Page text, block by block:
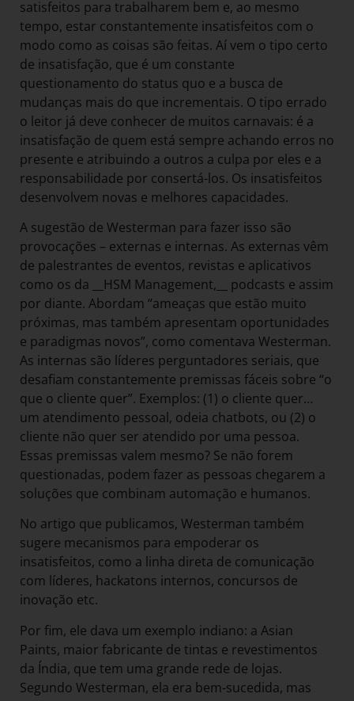
satisfeitos para trabalharem bem e, ao mesmo
tempo, estar constantemente insatisfeitos com o
modo como as coisas são feitas. Aí vem o tipo certo
de insatisfação, que é um constante
questionamento do status quo e a busca de
mudanças mais do que incrementais. O tipo errado
o leitor já deve conhecer de muitos carnavais: é a
insatisfação de quem está sempre achando erros no
presente e atribuindo a outros a culpa por eles e a
responsabilidade por consertá-los. Os insatisfeitos
desenvolvem novas e melhores capacidades.
A sugestão de Westerman para fazer isso são
provocações – externas e internas. As externas vêm
de palestrantes de eventos, revistas e aplicativos
como os da __HSM Management,__ podcasts e assim
por diante. Abordam “ameaças que estão muito
próximas, mas também apresentam oportunidades
e paradigmas novos”, como comentava Westerman.
As internas são líderes perguntadores seriais, que
desafiam constantemente premissas fáceis sobre “o
que o cliente quer”. Exemplos: (1) o cliente quer…
um atendimento pessoal, odeia chatbots, ou (2) o
cliente não quer ser atendido por uma pessoa.
Essas premissas valem mesmo? Se não forem
questionadas, podem fazer as pessoas chegarem a
soluções que combinam automação e humanos.
No artigo que publicamos, Westerman também
sugere mecanismos para empoderar os
insatisfeitos, como a linha direta de comunicação
com líderes, hackatons internos, concursos de
inovação etc.
Por fim, ele dava um exemplo indiano: a Asian
Paints, maior fabricante de tintas e revestimentos
da Índia, que tem uma grande rede de lojas.
Segundo Westerman, ela era bem-sucedida, mas